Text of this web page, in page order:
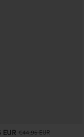
EUR €44,95 EUR